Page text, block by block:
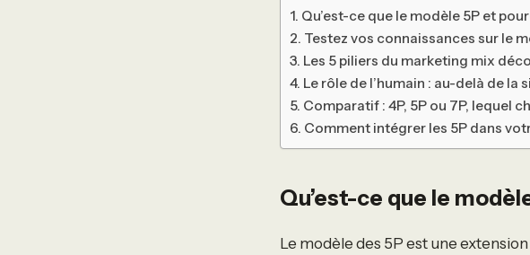
Qu’est-ce que le modèle 5P et
Testez vos connaissances sur le
Les 5 piliers du marketing mix
Le rôle de l’humain : au-delà de la
Comparatif : 4P, 5P ou 7P, lequel
Comment intégrer les 5P dans
Qu’est-ce que le
Le modèle des 5P est une